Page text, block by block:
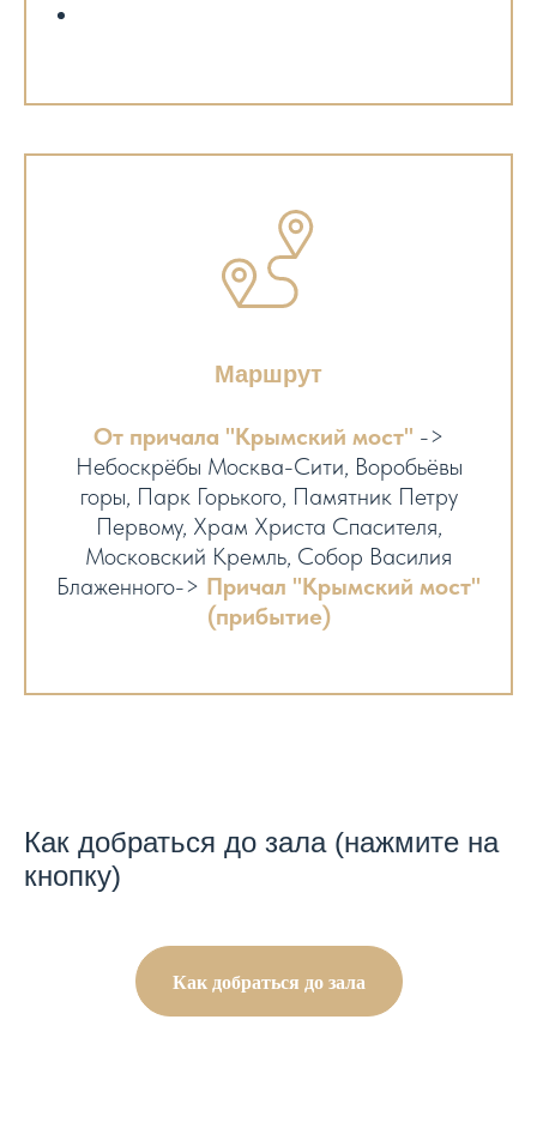
Маршрут
От причала "Крымский мост" ->
Небоскрёбы Москва-Сити, Воробьёвы
горы, Парк Горького, Памятник Петру
Первому, Храм Христа Спасителя,
Московский Кремль, Собор Василия
Блаженного-> Причал "Крымский мост"
(прибытие)
Как добраться до зала (нажмите на
кнопку)
Как добраться до зала